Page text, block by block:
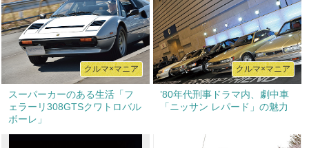
クルマ×マニア
スーパーカーのある生活「フ
ェラーリ308GTSクワトロバル
ボーレ」
クルマ×マニア
’80年代刑事ドラマ内、劇中車
「ニッサン レパード」の魅力